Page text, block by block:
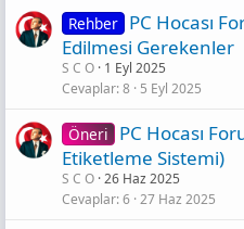
Rehber PC Hocası
Edilmesi Gerekenler
S C O 1 Eyl 2025
Cevaplar 8 5 Eyl 2025
Öneri PC Hocası
Etiketleme Sistemi)
S C O 26 Haz 2025
Cevaplar 6 27 Haz 2025